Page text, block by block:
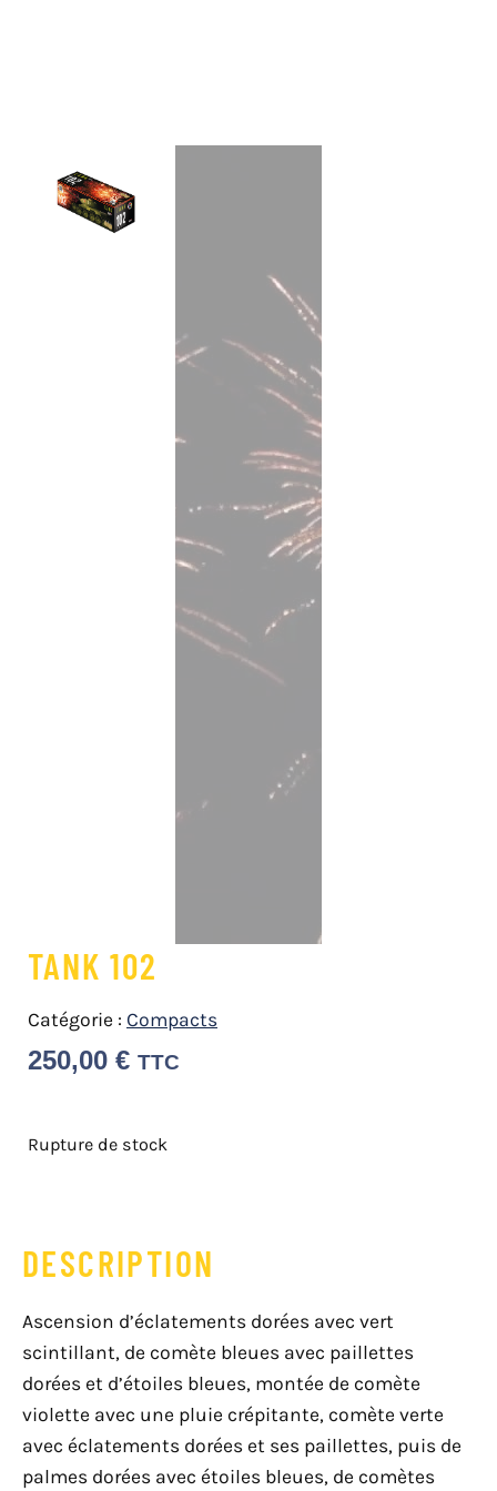
TANK 102
Catégorie : Compacts
250,00 € TTC
Rupture de stock
DESCRIPTION
Ascension d’éclatements dorées avec vert
scintillant, de comète bleues avec paillettes
dorées et d’étoiles bleues, montée de comète
violette avec une pluie crépitante, comète verte
avec éclatements dorées et ses paillettes, puis de
palmes dorées avec étoiles bleues, de comètes